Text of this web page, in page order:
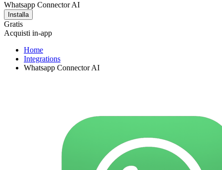
Whatsapp Connector AI
Installa
Gratis
Acquisti in-app
Home
Integrations
Whatsapp Connector AI